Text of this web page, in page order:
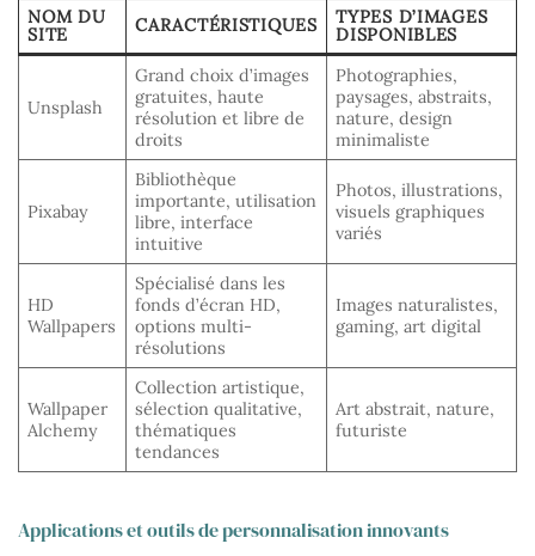
NOM DU
SITE
CARACTÉRISTIQUES
TYPES D’IMAGES
DISPONIBLES
Unsplash
Grand choix d’images
gratuites, haute
résolution et libre de
droits
Photographies,
paysages, abstraits,
nature, design
minimaliste
Pixabay
Bibliothèque
importante, utilisation
libre, interface
intuitive
Photos, illustrations,
visuels graphiques
variés
HD
Wallpapers
Spécialisé dans les
fonds d’écran HD,
options multi-
résolutions
Images naturalistes,
gaming, art digital
Wallpaper
Alchemy
Collection artistique,
sélection qualitative,
thématiques
tendances
Art abstrait, nature,
futuriste
Applications et outils de personnalisation innovants